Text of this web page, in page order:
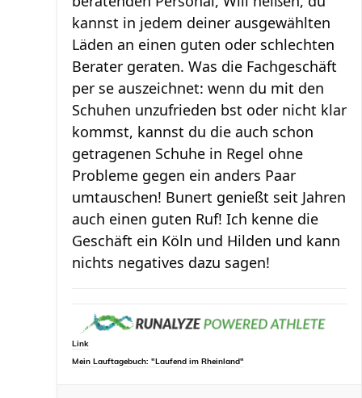
kannst in jedem deiner ausgewählten
Läden an einen guten oder schlechten
Berater geraten. Was die Fachgeschäft
per se auszeichnet: wenn du mit den
Schuhen unzufrieden bst oder nicht klar
kommst, kannst du die auch schon
getragenen Schuhe in Regel ohne
Probleme gegen ein anders Paar
umtauschen! Bunert genießt seit Jahren
auch einen guten Ruf! Ich kenne die
Geschäft ein Köln und Hilden und kann
nichts negatives dazu sagen!
Link
Mein Lauftagebuch: "Laufend im Rheinland"